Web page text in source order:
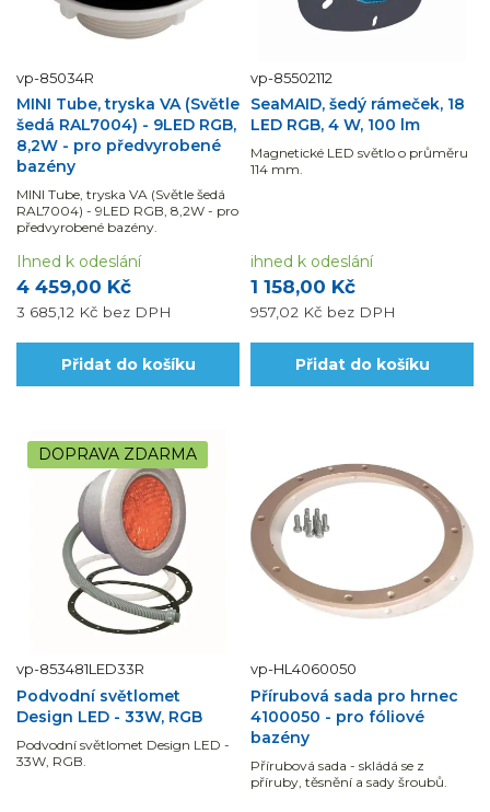
vp-85034R
MINI Tube, tryska VA (Světle
šedá RAL7004) - 9LED RGB,
8,2W - pro předvyrobené
bazény
MINI Tube, tryska VA (Světle šedá
RAL7004) - 9LED RGB, 8,2W - pro
předvyrobené bazény.
4 459,00 Kč
3 685,12 Kč bez DPH
Ihned k odeslání
Přidat do košíku
vp-85502112
SeaMAID, šedý rámeček, 18
LED RGB, 4 W, 100 lm
Magnetické LED světlo o průměru
114 mm.
1 158,00 Kč
957,02 Kč bez DPH
ihned k odeslání
Přidat do košíku
DOPRAVA ZDARMA
vp-853481LED33R
Podvodní světlomet
Design LED - 33W, RGB
Podvodní světlomet Design LED -
33W, RGB.
vp-HL4060050
Přírubová sada pro hrnec
4100050 - pro fóliové
bazény
Přírubová sada - skládá se z
příruby, těsnění a sady šroubů.